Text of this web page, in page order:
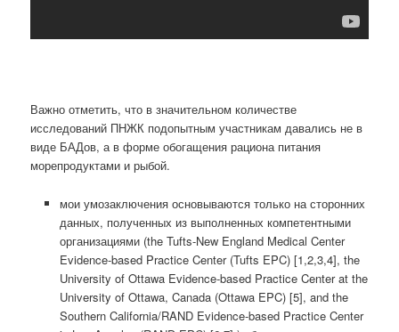
Важно отметить, что в значительном количестве
исследований ПНЖК подопытным участникам давались не в
виде БАДов, а в форме обогащения рациона питания
морепродуктами и рыбой.
мои умозаключения основываются только на сторонних
данных, полученных из выполненных компетентными
организациями (the Tufts-New England Medical Center
Evidence-based Practice Center (Tufts EPC) [1,2,3,4], the
University of Ottawa Evidence-based Practice Center at the
University of Ottawa, Canada (Ottawa EPC) [5], and the
Southern California/RAND Evidence-based Practice Center